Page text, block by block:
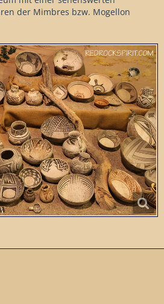
der Mimbres bzw. Mogellon